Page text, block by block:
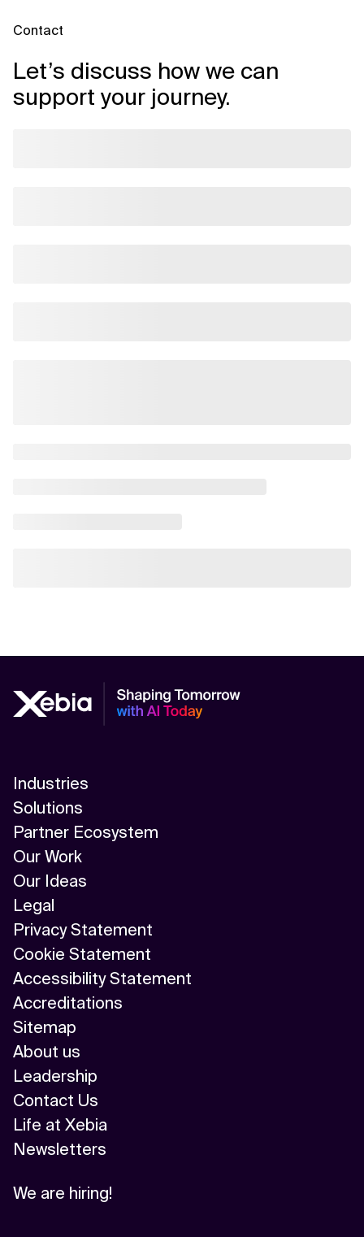
Contact
Let’s discuss how we can
support your journey.
Industries
Solutions
Partner Ecosystem
Our Work
Our Ideas
Legal
Privacy Statement
Cookie Statement
Accessibility Statement
Accreditations
Sitemap
About us
Leadership
Contact Us
Life at Xebia
Newsletters
We are hiring!